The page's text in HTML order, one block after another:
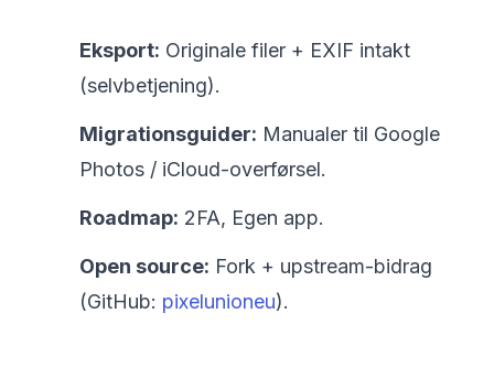
Eksport: Originale filer + EXIF intakt
(selvbetjening).
Migrationsguider: Manualer til Google
Photos / iCloud-overførsel.
Roadmap: 2FA, Egen app.
Open source: Fork + upstream-bidrag
(GitHub: pixelunioneu).